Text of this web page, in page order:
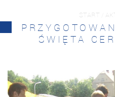
START /
ŚWIĘTA